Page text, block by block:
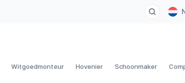
Witgoedmonteur Hovenier Schoonmaker